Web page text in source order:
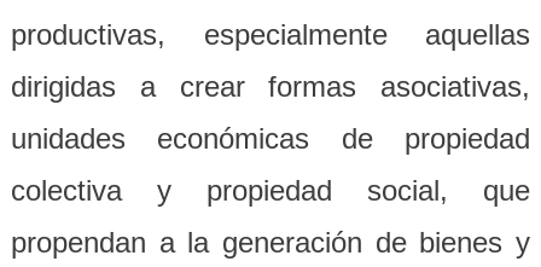
productivas, especialmente aquellas
dirigidas a crear formas asociativas,
unidades económicas de propiedad
colectiva y propiedad social, que
propendan a la generación de bienes y